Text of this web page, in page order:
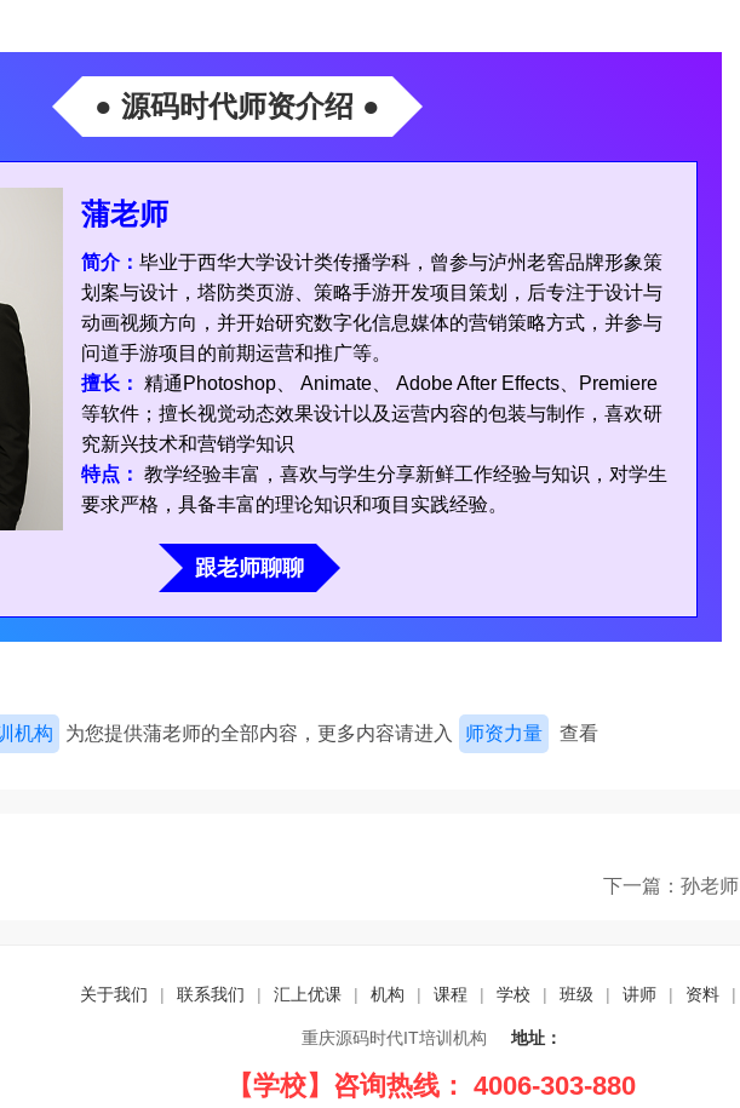
● 源码时代师资介绍 ●
蒲老师
简介：毕业于西华大学设计类传播学科，曾参与泸州老窖品牌形象策
划案与设计，塔防类页游、策略手游开发项目策划，后专注于设计与
动画视频方向，并开始研究数字化信息媒体的营销策略方式，并参与
问道手游项目的前期运营和推广等。
擅长： 精通Photoshop、 Animate、 Adobe After Effects、Premiere
等软件；擅长视觉动态效果设计以及运营内容的包装与制作，喜欢研
究新兴技术和营销学知识
特点： 教学经验丰富，喜欢与学生分享新鲜工作经验与知识，对学生
要求严格，具备丰富的理论知识和项目实践经验。
跟老师聊聊
机构 为您提供蒲老师的全部内容，更多内容请进入 师资力量 查看
下一篇：孙老师
关于我们 | 联系我们 | 汇上优课 | 机构 | 课程 | 学校 | 班级 | 讲师 | 资料 |
重庆源码时代IT培训机构 地址：
【学校】咨询热线： 4006-303-880